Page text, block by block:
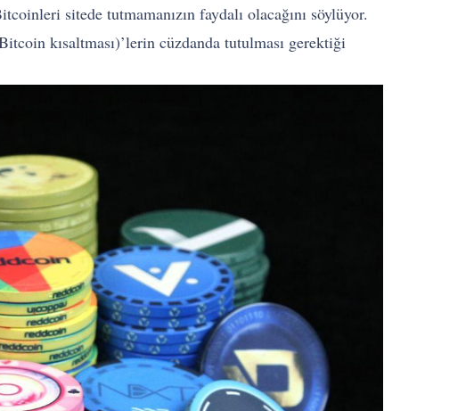
sitede tutmamanızın faydalı olacağını söylüyor.
kısaltması)’lerin cüzdanda tutulması gerektiği